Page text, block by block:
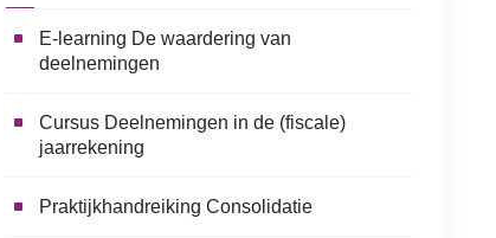
E-learning De waardering van
deelnemingen
Cursus Deelnemingen in de (fiscale)
jaarrekening
Praktijkhandreiking Consolidatie